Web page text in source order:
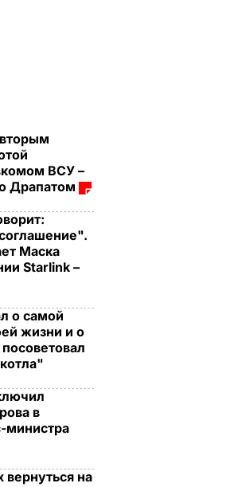
ВСУ –
Драпатом
Маска
Starlink –
о самой
жизни и о
в
министра
на